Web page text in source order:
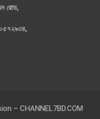
রোড,
– CHANNEL7BD.COM